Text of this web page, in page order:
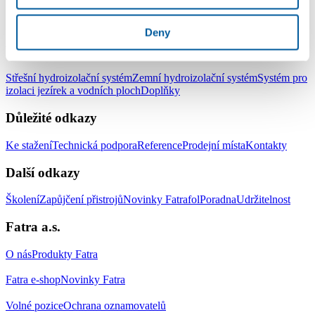
Deny
Produkty
Střešní hydroizolační systémZemní hydroizolační systémSystém pro
izolaci jezírek a vodních plochDoplňky
Důležité odkazy
Ke staženíTechnická podporaReferenceProdejní místaKontakty
Další odkazy
ŠkoleníZapůjčení přistrojůNovinky FatrafolPoradnaUdržitelnost
Fatra a.s.
O násProdukty Fatra
Fatra e-shopNovinky Fatra
Volné poziceOchrana oznamovatelů